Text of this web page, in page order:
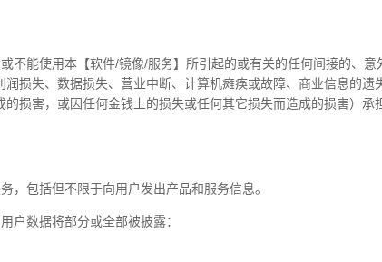
不能使用本【软件/镜像/服务】所引起的或有关的任何间接的、
损失、数据损失、营业中断、计算机瘫痪或故障、商业信息的
损害，或因任何金钱上的损失或任何其它损失而造成的损害）
，包括但不限于向用户发出产品和服务信息。
户数据将部分或全部被披露：